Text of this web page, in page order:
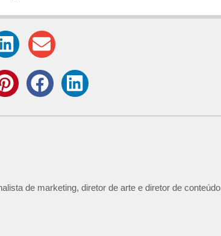
de marketing, diretor de arte e diretor de conteúdo